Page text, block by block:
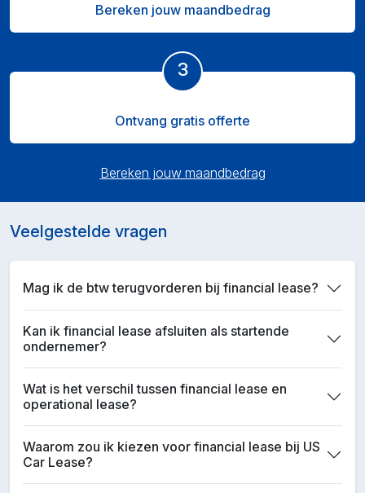
Bereken jouw maandbedrag
3
Ontvang gratis offerte
Bereken jouw maandbedrag
Veelgestelde vragen
Mag ik de btw terugvorderen bij financial lease?
Kan ik financial lease afsluiten als startende
ondernemer?
Wat is het verschil tussen financial lease en
operational lease?
Waarom zou ik kiezen voor financial lease bij US
Car Lease?